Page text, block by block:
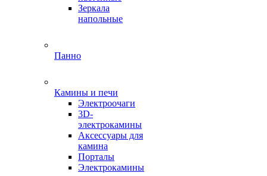
Зеркала
напольные
Панно
Камины и печи
Электроочаги
3D-
электрокамины
Аксессуары для
камина
Порталы
Электрокамины